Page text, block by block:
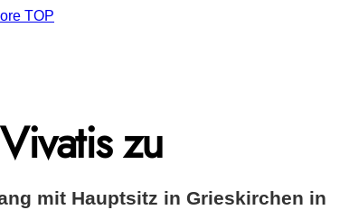
zu
mit Hauptsitz in Grieskirchen in